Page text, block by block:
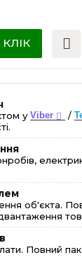
уViber /
об'єкта.
Повний